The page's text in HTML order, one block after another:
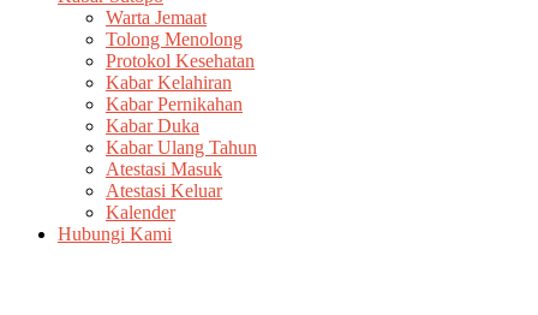
Warta Jemaat
Tolong Menolong
Protokol Kesehatan
Kabar Kelahiran
Kabar Pernikahan
Kabar Duka
Kabar Ulang Tahun
Atestasi Masuk
Atestasi Keluar
Kalender
Hubungi Kami